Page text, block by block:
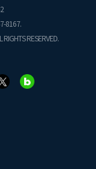
8167.
RESERVED.